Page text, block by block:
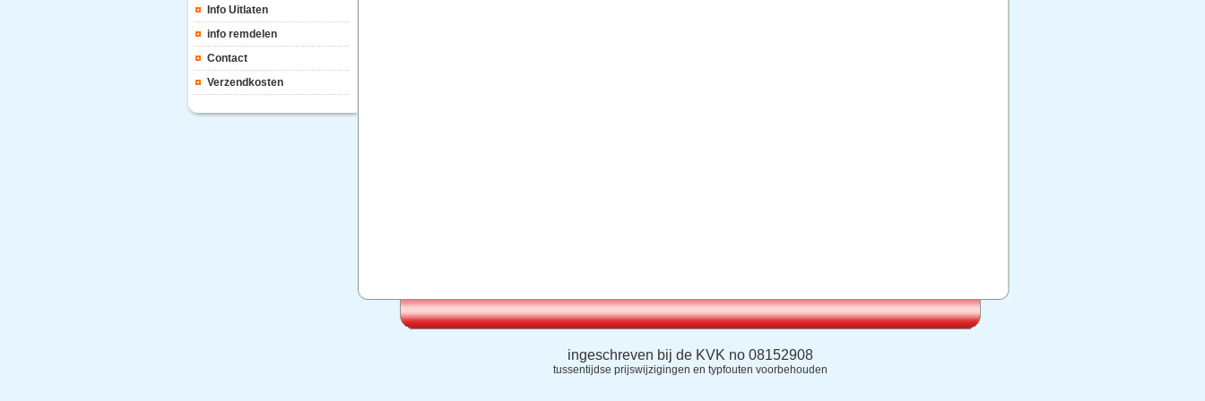
Info Uitlaten
info remdelen
Contact
Verzendkosten
ingeschreven bij de KVK no 08152908
tussentijdse prijswijzigingen en typfouten voorbehouden